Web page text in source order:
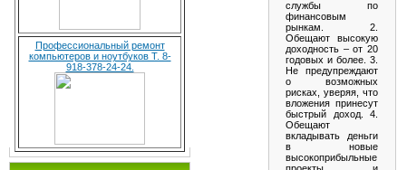
Профессиональный ремонт
компьютеров и ноутбуков Т. 8-
918-378-24-24.
службы по
финансовым
рынкам. 2.
Обещают высокую
доходность – от 20
годовых и более. 3.
Не предупреждают
о возможных
рисках, уверяя, что
вложения принесут
быстрый доход. 4.
Обещают
вкладывать деньги
в новые
высокоприбыльные